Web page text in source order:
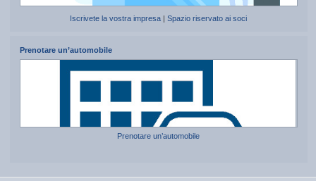
Iscrivete la vostra impresa |Spazio riservato ai soci
Prenotare un’automobile
Prenotare un’automobile